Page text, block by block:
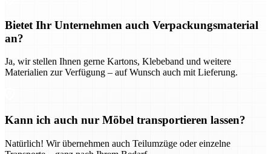
Bietet Ihr Unternehmen auch Verpackungsmaterial
an?
Ja, wir stellen Ihnen gerne Kartons, Klebeband und weitere
Materialien zur Verfügung – auf Wunsch auch mit Lieferung.
Kann ich auch nur Möbel transportieren lassen?
Natürlich! Wir übernehmen auch Teilumzüge oder einzelne